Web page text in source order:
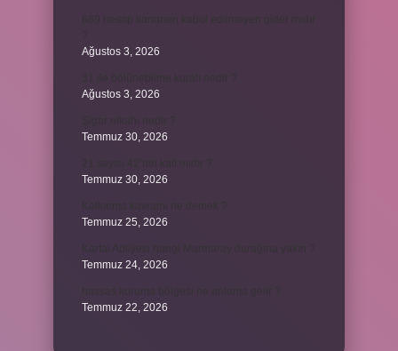
Ağustos 3, 2026
Ağustos 3, 2026
Temmuz 30, 2026
Temmuz 30, 2026
Temmuz 25, 2026
Temmuz 24, 2026
Temmuz 22, 2026